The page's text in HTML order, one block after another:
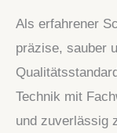
Als erfahrener
präzise, sauber
Technik mit
und zuverlässig